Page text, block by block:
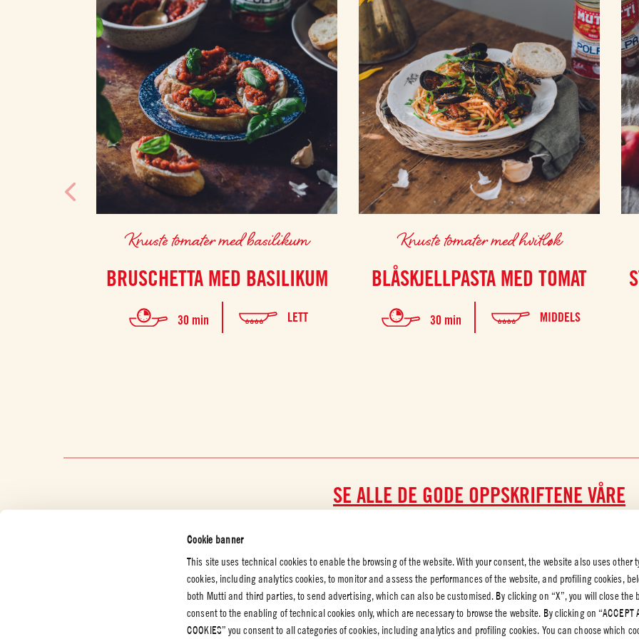
Cookie banner
This site uses technical cookies to enable the browsing of the website. With your consent, the website also uses other
cookies, including analytics cookies, to monitor and assess the performances of the website, and profiling cookies,
both Mutti and third parties, to send advertising, which can also be customised. By clicking on “X”, you will close the
consent to the enabling of technical cookies only, which are necessary to browse the website. By clicking on “ACCEPT
COOKIES” you consent to all categories of cookies, including analytics and profiling cookies. You can choose which
Knuste tomater med basilikum
BRUSCHETTA MED BASILIKUM
30 min LETT
Knuste tomater med hvitløk
BLÅSKJELLPASTA MED TOMAT
30 min MIDDELS
SE ALLE DE GODE OPPSKRIFTENE VÅRE
BEDRIFT
Sertifiseringer
JURIDISK OG
PERSONVERN